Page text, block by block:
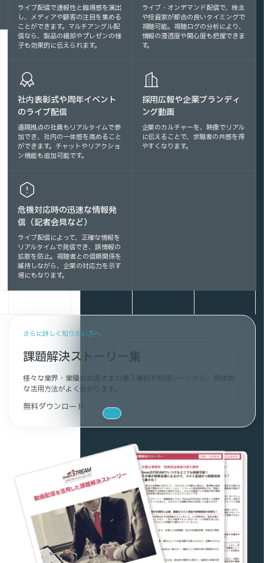
ライブ配信で速報性と臨場感を演出
し、メディアや顧客の注目を集める
ことができます。マルチアングル配
信なら、製品の細部やプレゼンの様
子も効果的に伝えられます。
ライブ・オンデマンド配信で、株主
や投資家が都合の良いタイミングで
視聴可能。視聴ログの分析により、
情報の浸透度や関心度も把握できま
す。
社内表彰式や周年イベント
のライブ配信
遠隔拠点の社員もリアルタイムで参
加でき、社内の一体感を高めること
ができます。チャットやリアクショ
ン機能も追加可能です。
採用広報や企業ブランディ
ング動画
企業のカルチャーを、映像でリアル
に伝えることで、求職者の共感を得
やすくなります。
危機対応時の迅速な情報発
信（記者会見など）
ライブ配信によって、正確な情報を
リアルタイムで発信でき、誤情報の
拡散を防止。視聴者との信頼関係を
維持しながら、企業の対応力を示す
場にもなります。
さらに詳しく知りたい方へ
課題解決ストーリー集
様々な業界・業種のお客さまの導入事例や利用シーンから、具体的
な活用方法がよく分かります。
無料ダウンロード